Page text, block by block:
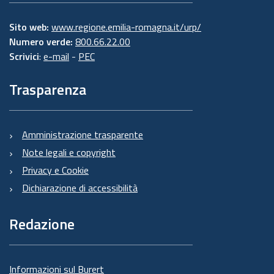
Sito web: www.regione.emilia-romagna.it/urp/
Numero verde: 800.66.22.00
Scrivici: e-mail - PEC
Trasparenza
Amministrazione trasparente
Note legali e copyright
Privacy e Cookie
Dichiarazione di accessibilità
Redazione
Informazioni sul Burert